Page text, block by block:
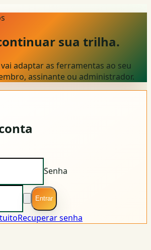
sua trilha.
adaptar as ferramentas ao seu
assinante ou administrador.
Senha
Entrar
Recuperar senha